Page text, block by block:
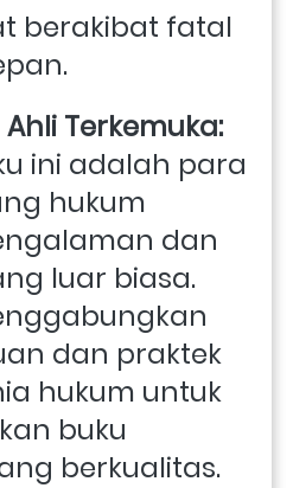
berakibat fatal
Terkemuka:
ini adalah para
hukum
dan
luar biasa.
dan praktek
hukum untuk
buku
berkualitas.